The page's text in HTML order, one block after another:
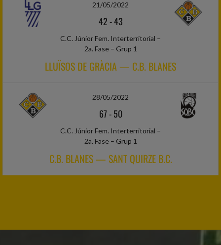
21/05/2022
42-43
C.C. Júnior Fem. Interterritorial –
2a. Fase – Grup 1
LLUÏSOS DE GRÀCIA — C.B. BLANES
28/05/2022
67-50
C.C. Júnior Fem. Interterritorial –
2a. Fase – Grup 1
C.B. BLANES — SANT QUIRZE B.C.